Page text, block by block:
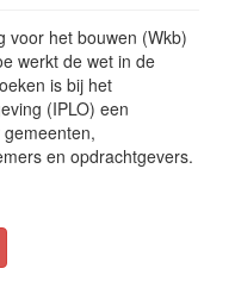
voor het bouwen (Wkb)
werkt de wet in de
is bij het
(IPLO) een
en opdrachtgevers.